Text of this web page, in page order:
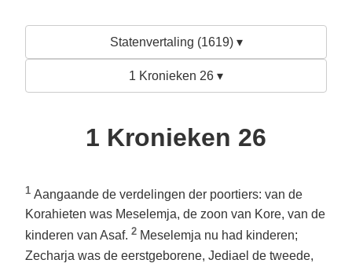
Statenvertaling (1619) ▾
1 Kronieken 26 ▾
1 Kronieken 26
1 Aangaande de verdelingen der poortiers: van de
Korahieten was Meselemja, de zoon van Kore, van de
kinderen van Asaf. 2 Meselemja nu had kinderen;
Zecharja was de eerstgeborene, Jediael de tweede,